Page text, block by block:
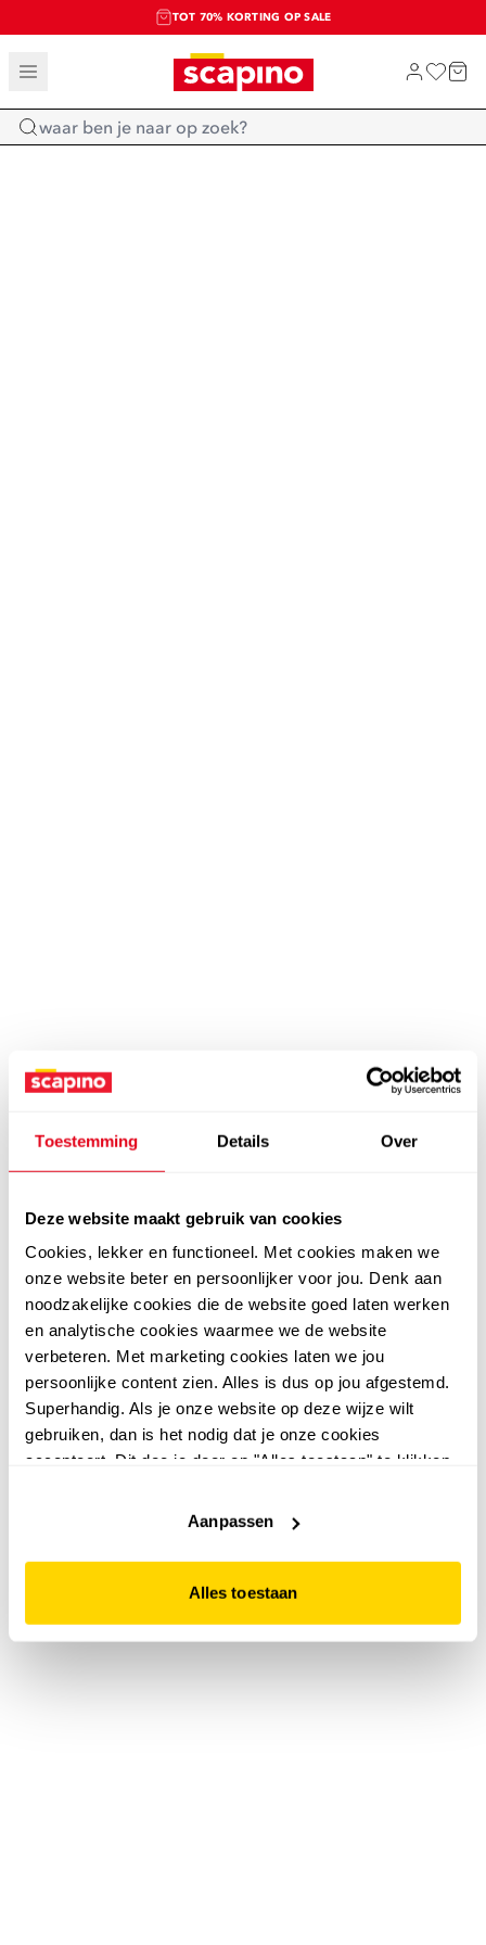
Toestemming Details Over
Deze website maakt gebruik van cookies
Cookies, lekker en functioneel. Met cookies maken we
onze website beter en persoonlijker voor jou. Denk aan
noodzakelijke cookies die de website goed laten werken
en analytische cookies waarmee we de website
verbeteren. Met marketing cookies laten we jou
persoonlijke content zien. Alles is dus op jou afgestemd.
Superhandig. Als je onze website op deze wijze wilt
gebruiken, dan is het nodig dat je onze cookies
accepteert. Dit doe je door op "Alles toestaan" te klikken.
website niet optimaal functioneert.
Aanpassen
Alles toestaan
TOT 70% KORTING OP SALE
SALE: LAATSTE KANS!
SHOP NIEUW
Home